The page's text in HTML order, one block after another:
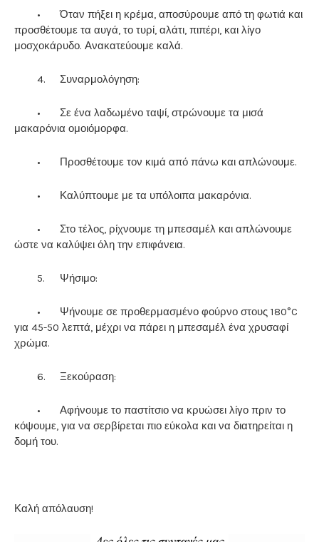
•
Όταν πήξει η κρέμα, αποσύρουμε από τη φωτιά και
προσθέτουμε τα αυγά, το τυρί, αλάτι, πιπέρι, και λίγο
μοσχοκάρυδο. Ανακατεύουμε καλά.
4. Συναρμολόγηση:
•
Σε ένα λαδωμένο ταψί, στρώνουμε τα μισά
μακαρόνια ομοιόμορφα.
• Προσθέτουμε τον κιμά από πάνω και απλώνουμε.
• Καλύπτουμε με τα υπόλοιπα μακαρόνια.
•
Στο τέλος, ρίχνουμε τη μπεσαμέλ και απλώνουμε
ώστε να καλύψει όλη την επιφάνεια.
5. Ψήσιμο:
•
Ψήνουμε σε προθερμασμένο φούρνο στους 180°C
για 45-50 λεπτά, μέχρι να πάρει η μπεσαμέλ ένα χρυσαφί
χρώμα.
6. Ξεκούραση:
•
Αφήνουμε το παστίτσιο να κρυώσει λίγο πριν το
κόψουμε, για να σερβίρεται πιο εύκολα και να διατηρείται η
δομή του.
Καλή απόλαυση!